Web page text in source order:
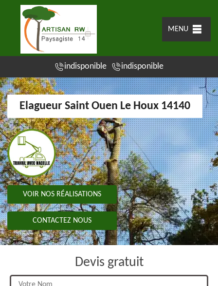
MENU
indisponible indisponible
Elagueur Saint Ouen Le Houx 14140
VOIR NOS RÉALISATIONS
CONTACTEZ NOUS
Devis gratuit